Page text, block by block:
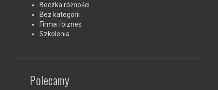
Beczka różności
Bez kategorii
Firma i biznes
Szkolenia
Polecamy